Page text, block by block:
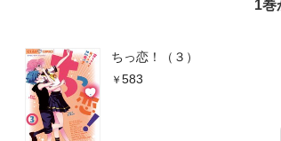
1巻
ちっ恋！（３）
583